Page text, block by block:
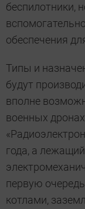
беспилотники,
обеспечения
Типы и
будут
вполне
военных
года, а
первую
котлами,